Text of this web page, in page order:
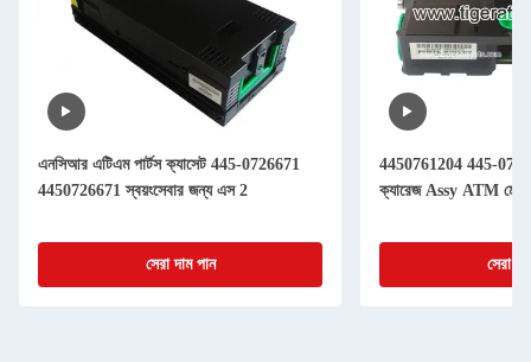
এনসিআর এটিএম পার্টস ক্যাসেট 445-0726671
4450726671 স্বয়ংসেবার জন্য এস 2
সেরা দাম পান
4450761204 445-
ক্যারেজ Assy ATM
সেরা